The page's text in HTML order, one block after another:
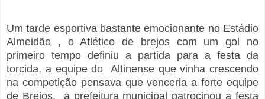
Um tarde esportiva bastante emocionante no Estádio
Almeidão , o Atlético de brejos com um gol no
primeiro tempo definiu a partida para a festa da
torcida, a equipe do Altinense que vinha crescendo
na competição pensava que venceria a forte equipe
de Brejos. a prefeitura municipal patrocinou a festa